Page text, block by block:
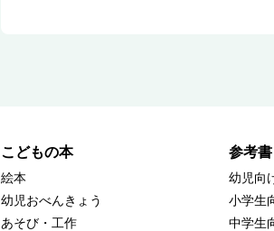
こどもの本
絵本
幼児おべんきょう
あそび・工作
参考
幼児向
小学生
中学生